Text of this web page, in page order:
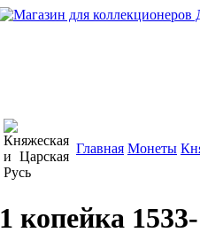
Главная Монеты
1 копейка